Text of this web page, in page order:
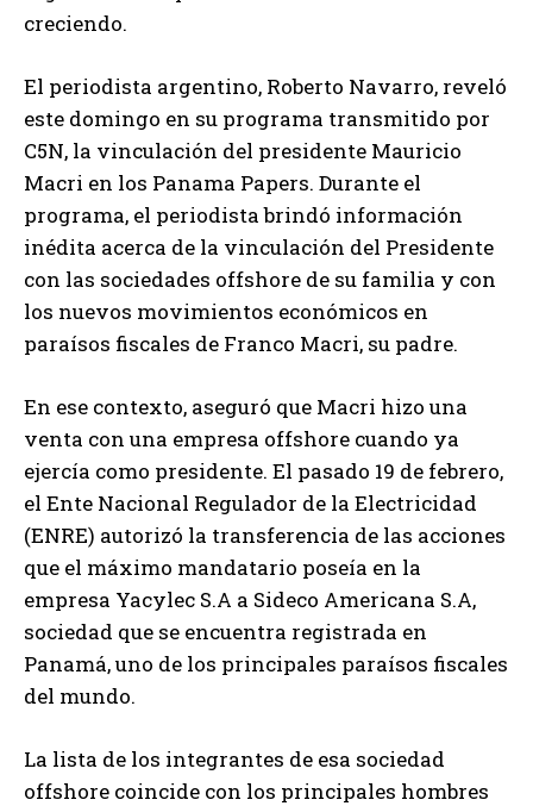
creciendo.
El periodista argentino, Roberto Navarro, reveló
este domingo en su programa transmitido por
C5N, la vinculación del presidente Mauricio
Macri en los Panama Papers. Durante el
programa, el periodista brindó información
inédita acerca de la vinculación del Presidente
con las sociedades offshore de su familia y con
los nuevos movimientos económicos en
paraísos fiscales de Franco Macri, su padre.
En ese contexto, aseguró que Macri hizo una
venta con una empresa offshore cuando ya
ejercía como presidente. El pasado 19 de febrero,
el Ente Nacional Regulador de la Electricidad
(ENRE) autorizó la transferencia de las acciones
que el máximo mandatario poseía en la
empresa Yacylec S.A a Sideco Americana S.A,
sociedad que se encuentra registrada en
Panamá, uno de los principales paraísos fiscales
del mundo.
La lista de los integrantes de esa sociedad
offshore coincide con los principales hombres